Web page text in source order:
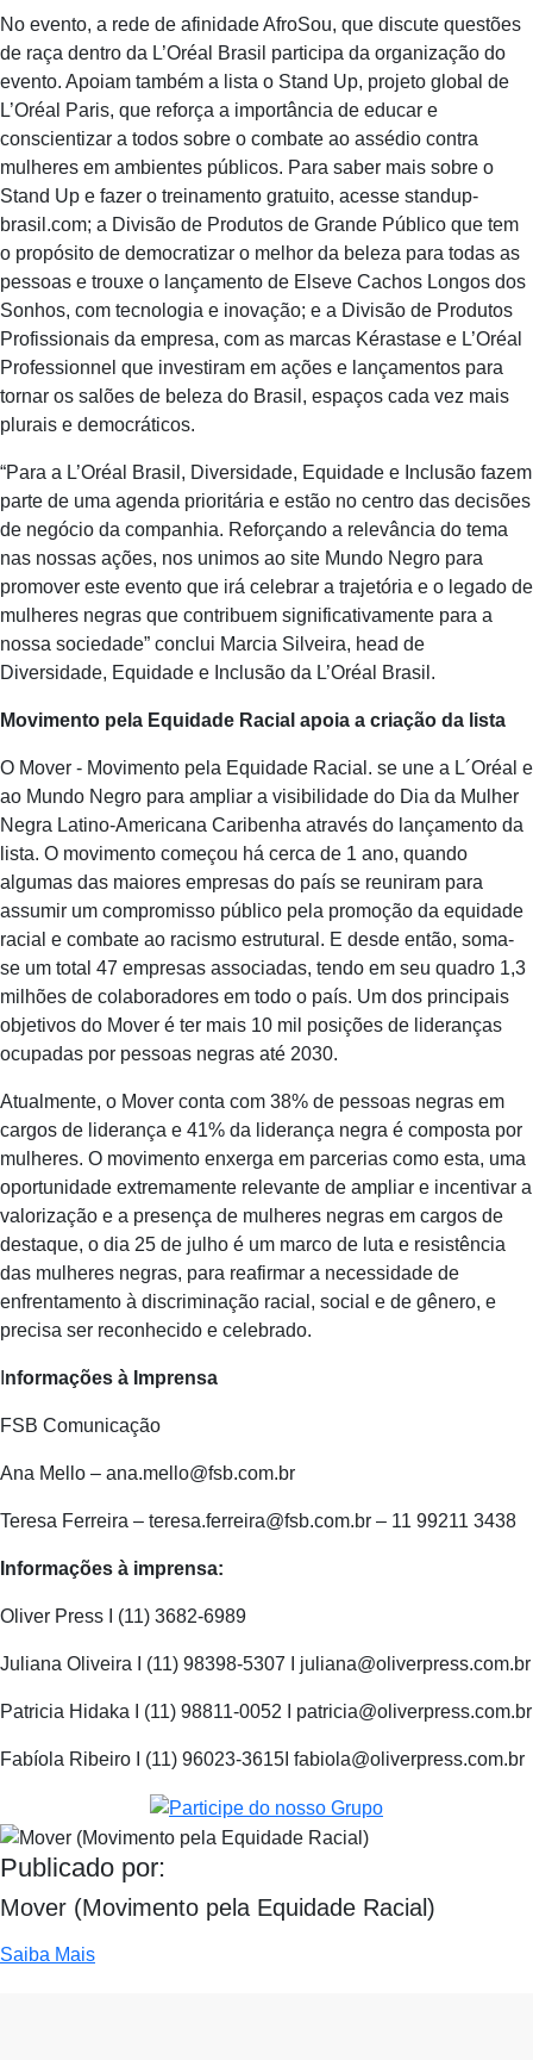
No evento, a rede de afinidade AfroSou, que discute questões
de raça dentro da L’Oréal Brasil participa da organização do
evento. Apoiam também a lista o Stand Up, projeto global de
L’Oréal Paris, que reforça a importância de educar e
conscientizar a todos sobre o combate ao assédio contra
mulheres em ambientes públicos. Para saber mais sobre o
Stand Up e fazer o treinamento gratuito, acesse standup-
brasil.com; a Divisão de Produtos de Grande Público que tem
o propósito de democratizar o melhor da beleza para todas as
pessoas e trouxe o lançamento de Elseve Cachos Longos dos
Sonhos, com tecnologia e inovação; e a Divisão de Produtos
Profissionais da empresa, com as marcas Kérastase e L’Oréal
Professionnel que investiram em ações e lançamentos para
tornar os salões de beleza do Brasil, espaços cada vez mais
plurais e democráticos.
“Para a L’Oréal Brasil, Diversidade, Equidade e Inclusão fazem
parte de uma agenda prioritária e estão no centro das decisões
de negócio da companhia. Reforçando a relevância do tema
nas nossas ações, nos unimos ao site Mundo Negro para
promover este evento que irá celebrar a trajetória e o legado de
mulheres negras que contribuem significativamente para a
nossa sociedade” conclui Marcia Silveira, head de
Diversidade, Equidade e Inclusão da L’Oréal Brasil.
Movimento pela Equidade Racial apoia a criação da lista
O Mover - Movimento pela Equidade Racial. se une a L´Oréal e
ao Mundo Negro para ampliar a visibilidade do Dia da Mulher
Negra Latino-Americana Caribenha através do lançamento da
lista. O movimento começou há cerca de 1 ano, quando
algumas das maiores empresas do país se reuniram para
assumir um compromisso público pela promoção da equidade
racial e combate ao racismo estrutural. E desde então, soma-
se um total 47 empresas associadas, tendo em seu quadro 1,3
milhões de colaboradores em todo o país. Um dos principais
objetivos do Mover é ter mais 10 mil posições de lideranças
ocupadas por pessoas negras até 2030.
Atualmente, o Mover conta com 38% de pessoas negras em
cargos de liderança e 41% da liderança negra é composta por
mulheres. O movimento enxerga em parcerias como esta, uma
oportunidade extremamente relevante de ampliar e incentivar a
valorização e a presença de mulheres negras em cargos de
destaque, o dia 25 de julho é um marco de luta e resistência
das mulheres negras, para reafirmar a necessidade de
enfrentamento à discriminação racial, social e de gênero, e
precisa ser reconhecido e celebrado.
nformações à Imprensa
FSB Comunicação
Ana Mello – ana.mello@fsb.com.br
Teresa Ferreira – teresa.ferreira@fsb.com.br – 11 99211 3438
Informações à imprensa:
Oliver Press I (11) 3682-6989
Juliana Oliveira I (11) 98398-5307 I juliana@oliverpress.com.br
Patricia Hidaka I (11) 98811-0052 I patricia@oliverpress.com.br
Fabíola Ribeiro I (11) 96023-3615I fabiola@oliverpress.com.br
Publicado por:
Mover (Movimento pela Equidade Racial)
Saiba Mais